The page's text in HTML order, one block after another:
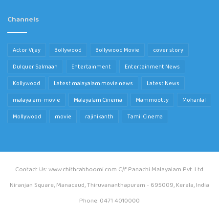
Channels
Actor Vijay Bollywood Bollywood Movie
cover story
Dulquer Salmaan
Entertainment
Entertainment News
Kollywood
Latest malayalam movie news
Latest News
malayalam-movie
Malayalam Cinema Mammootty
Mohanlal
Mollywood
movie rajinikanth Tamil Cinema
Contact Us: www.chithrabhoomi.com C/f Panachi Malayalam Pvt. Ltd.
Niranjan Square, Manacaud, Thiruvananthapuram - 695009, Kerala, India
Phone: 0471 4010000